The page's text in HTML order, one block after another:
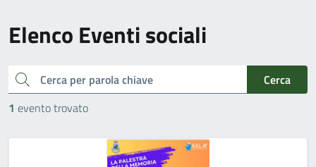
Elenco Eventi sociali
cerca
Cerca
1 evento trovato